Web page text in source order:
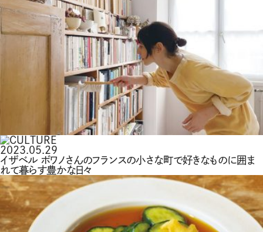
2023.05.29
イザベル ボワノさんのフランスの小さな町で好きなものに囲ま
れて暮らす豊かな日々